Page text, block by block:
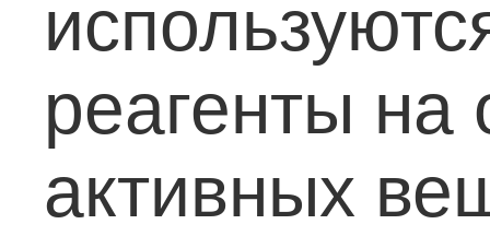
реагенты на
активных